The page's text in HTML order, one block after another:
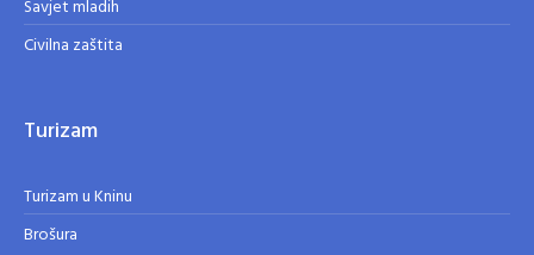
Savjet mladih
Civilna zaštita
Turizam
Turizam u Kninu
Brošura